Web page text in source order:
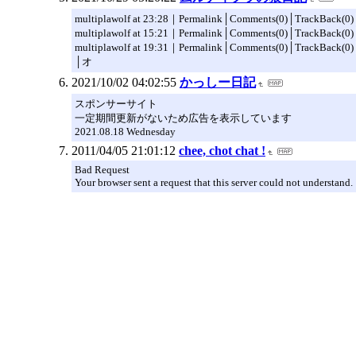
multiplawolf at 23:28｜
multiplawolf at 15:21｜
multiplawolf at 19:31｜
│オ
2021/10/02 04:02:55 かっしー日記
スポンサーサイト
一定期間更新がないため広告を表示しています
2021.08.18 Wednesday
2011/04/05 21:01:12 chee, chot chat !
Bad Request
Your browser sent a request that this server could not understand.